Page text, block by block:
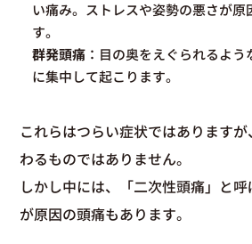
い痛み。ストレスや姿勢の悪さが原
す。
群発頭痛：目の奥をえぐられるよう
に集中して起こります。
これらはつらい症状ではあります
わるものではありません。
しかし中には、「二次性頭痛」と
が原因の頭痛もあります。